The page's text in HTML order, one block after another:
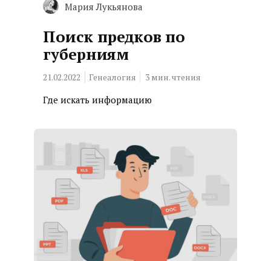
Мария Лукьянова
Поиск предков по
губерниям
21.02.2022 Генеалогия 3 мин. чтения
Где искать информацию